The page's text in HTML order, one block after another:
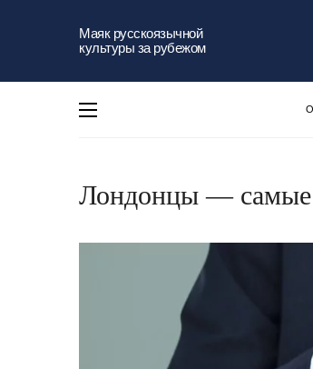
Маяк русскоязычной
культуры за рубежом
Лондонцы — самые